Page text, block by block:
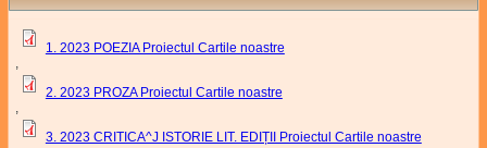
1. 2023 POEZIA Proiectul Cartile noastre
2. 2023 PROZA Proiectul Cartile noastre
,
3. 2023 CRITICA^J ISTORIE LIT. EDIȚII Proiectul Cartile noastre